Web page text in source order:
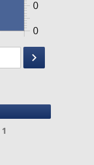
0
0
1475
keyboard_arrow_right
Suche
1